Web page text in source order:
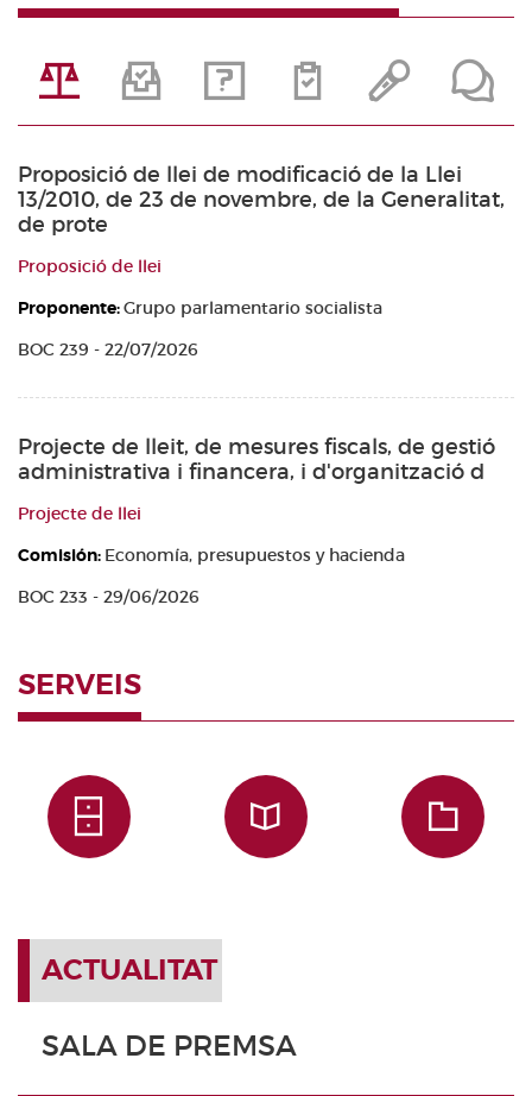
Proposició de llei de modificació de la Llei
13/2010, de 23 de novembre, de la Generalitat,
de prote
Proposició de llei
Proponente:Grupo parlamentario socialista
BOC 239 - 22/07/2026
Projecte de lleit, de mesures fiscals, de gestió
administrativa i financera, i d'organització d
Projecte de llei
Comisión: Economía, presupuestos y hacienda
BOC 233 - 29/06/2026
SERVEIS
ACTUALITAT
SALA DE PREMSA